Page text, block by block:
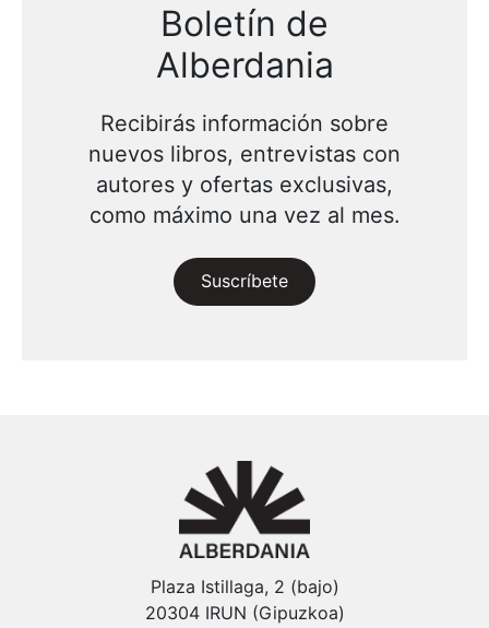
Boletín de
Alberdania
Recibirás información sobre
nuevos libros, entrevistas con
autores y ofertas exclusivas,
como máximo una vez al mes.
Suscríbete
Plaza Istillaga, 2 (bajo)
20304 IRUN (Gipuzkoa)